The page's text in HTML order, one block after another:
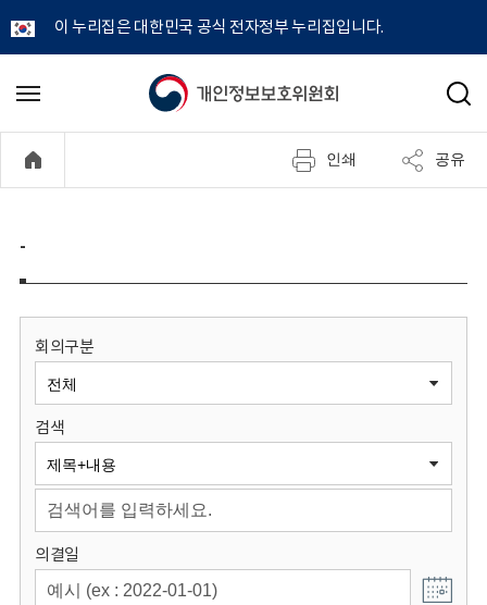
이 누리집은 대한민국 공식 전자정부 누리집입니다.
개
정
보
원
회
메
기
검
인쇄 공유
-
회의구분
검색
의결일